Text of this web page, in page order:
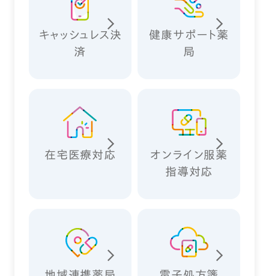
キャッシュレス決
済
健康サポート薬
局
在宅医療対応
オンライン服薬
指導対応